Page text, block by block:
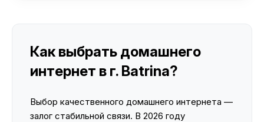
Как выбрать домашнего
интернет в г. Batrina?
Выбор качественного домашнего интернета —
залог стабильной связи. В 2026 году